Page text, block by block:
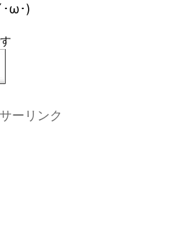
･ω･)
ーリンク